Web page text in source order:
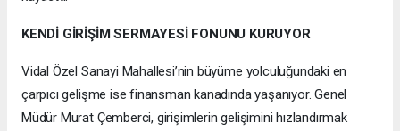
KENDİ GİRİŞİM SERMAYESİ FONUNU KURUYOR
Vidal Özel Sanayi Mahallesi’nin büyüme yolculuğundaki en
çarpıcı gelişme ise finansman kanadında yaşanıyor. Genel
Müdür Murat Çemberci, girişimlerin gelişimini hızlandırmak